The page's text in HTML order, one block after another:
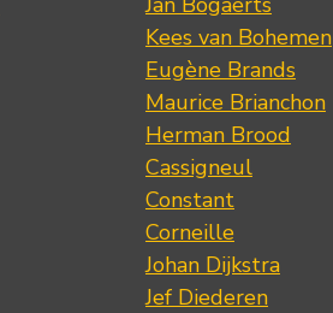
Kees van Bohemen
Eugène Brands
Maurice Brianchon
Herman Brood
Cassigneul
Constant
Corneille
Johan Dijkstra
Jef Diederen